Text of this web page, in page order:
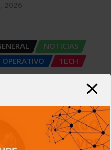
2026
NOTICIAS
OPERATIVO
TECH
convierte miles
2026